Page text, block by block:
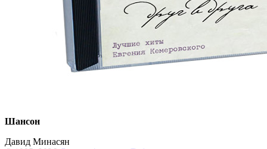
Шансон
Давид Минасян